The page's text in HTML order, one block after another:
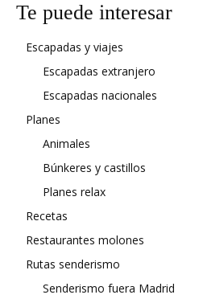
Te puede interesar
Escapadas y viajes
Escapadas extranjero
Escapadas nacionales
Planes
Animales
Búnkeres y castillos
Planes relax
Recetas
Restaurantes molones
Rutas senderismo
Senderismo fuera Madrid